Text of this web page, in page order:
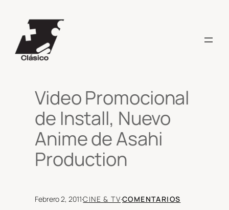
contenido
Video Promocional
de Install, Nuevo
Anime de Asahi
Production
Febrero 2, 2011·CINE & TV·COMENTARIOS